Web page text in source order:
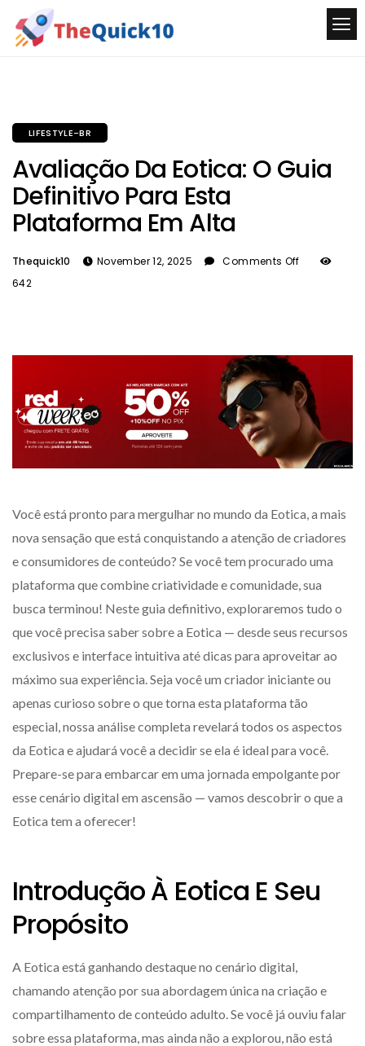
LIFESTYLE-BR
Avaliação Da Eotica: O Guia
Definitivo Para Esta
Plataforma Em Alta
Thequick10 November 12, 2025
Comments Off
642
Você está pronto para mergulhar no mundo da Eotica, a mais
nova sensação que está conquistando a atenção de criadores
e consumidores de conteúdo? Se você tem procurado uma
plataforma que combine criatividade e comunidade, sua
busca terminou! Neste guia definitivo, exploraremos tudo o
que você precisa saber sobre a Eotica — desde seus recursos
exclusivos e interface intuitiva até dicas para aproveitar ao
máximo sua experiência. Seja você um criador iniciante ou
apenas curioso sobre o que torna esta plataforma tão
especial, nossa análise completa revelará todos os aspectos
da Eotica e ajudará você a decidir se ela é ideal para você.
Prepare-se para embarcar em uma jornada empolgante por
esse cenário digital em ascensão — vamos descobrir o que a
Eotica tem a oferecer!
Introdução À Eotica E Seu
Propósito
A Eotica está ganhando destaque no cenário digital,
chamando atenção por sua abordagem única na criação e
compartilhamento de conteúdo adulto. Se você já ouviu falar
sobre essa plataforma, mas ainda não a explorou, não está